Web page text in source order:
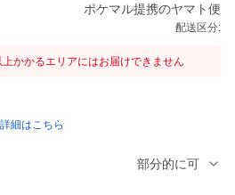
ポケマル提携のヤマト便
配送区分:
かかるエリアにはお届けできません
細はこちら
部分的に可